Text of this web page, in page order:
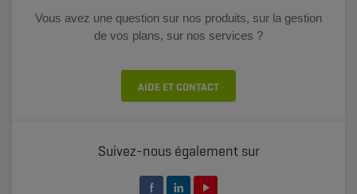
Vous avez une question sur nos produits, sur la gestion
de vos plans, sur nos services ?
AIDE ET CONTACT
Suivez-nous également sur